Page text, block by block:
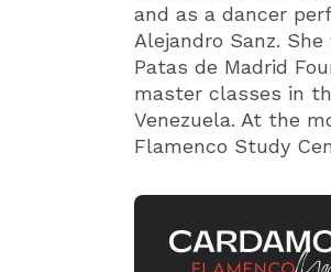
and as a dancer
Alejandro Sanz.
Patas de Madrid
master classes in
Venezuela. At the
Flamenco Study